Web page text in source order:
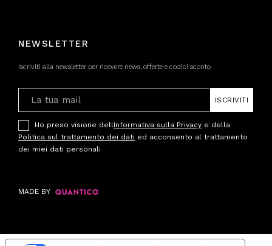
NEWSLETTER
Iscriviti alla newsletter per ricevere news, offerte e codici sconto
ISCRIVITI
Ho preso visione dellInformativa sulla Privacy e della
Politica sul trattamento dei dati ed acconsento al trattamento
dei miei dati personali
MADE BY